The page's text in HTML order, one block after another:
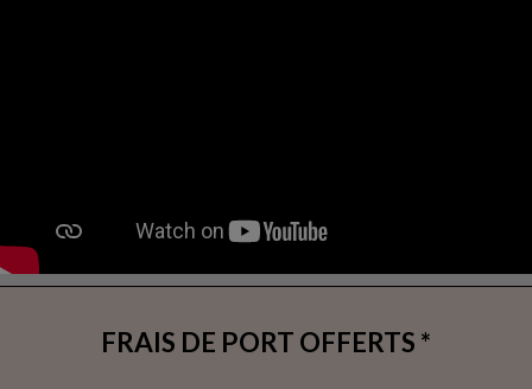
FRAIS DE PORT OFFERTS *